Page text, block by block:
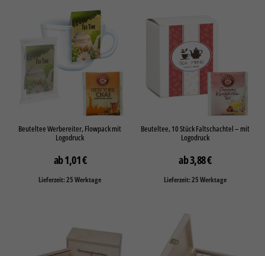
Beuteltee Werbereiter, Flowpack mit
Logodruck
1,01€
Lieferzeit: 25 Werktage
Beuteltee, 10 Stück Faltschachtel – mit
Logodruck
3,88€
Lieferzeit: 25 Werktage